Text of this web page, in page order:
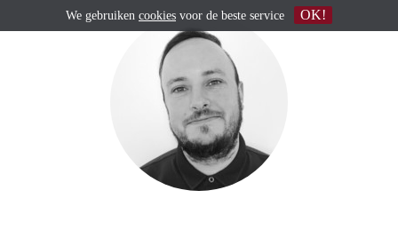
We gebruiken cookies voor de beste service OK!